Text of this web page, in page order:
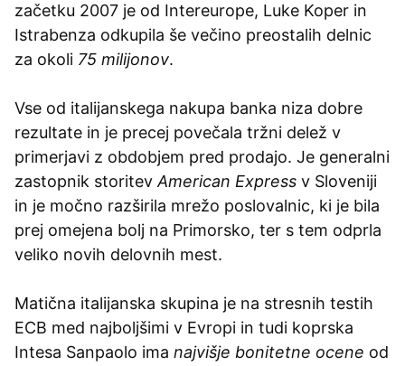
začetku 2007 je od Intereurope, Luke Koper in
Istrabenza odkupila še večino preostalih delnic
za okoli 75 milijonov.
Vse od italijanskega nakupa banka niza dobre
rezultate in je precej povečala tržni delež v
primerjavi z obdobjem pred prodajo. Je generalni
zastopnik storitev American Express v Sloveniji
in je močno razširila mrežo poslovalnic, ki je bila
prej omejena bolj na Primorsko, ter s tem odprla
veliko novih delovnih mest.
Matična italijanska skupina je na stresnih testih
ECB med najboljšimi v Evropi in tudi koprska
Intesa Sanpaolo ima najvišje bonitetne ocene od